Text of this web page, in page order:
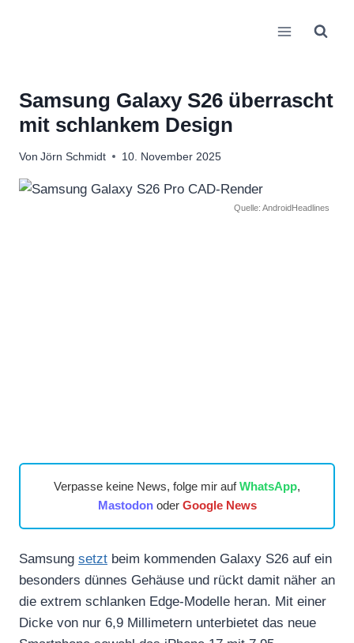
Samsung Galaxy S26 überrascht
mit schlankem Design
Von Jörn Schmidt 10. November 2025
Quelle: AndroidHeadlines
Verpasse keine News, folge mir aufWhatsApp,
Mastodonoder Google News
Samsung setzt beim kommenden Galaxy S26 auf ein
besonders dünnes Gehäuse und rückt damit näher an
die extrem schlanken Edge-Modelle heran. Mit einer
Dicke von nur 6,9 Millimetern unterbietet das neue